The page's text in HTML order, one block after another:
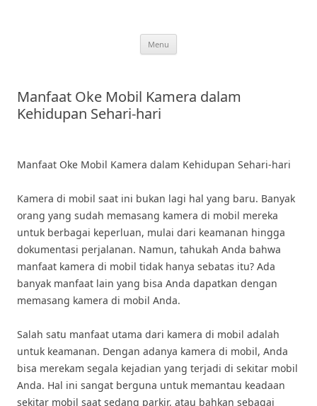
Menu
Manfaat Oke Mobil Kamera dalam
Kehidupan Sehari-hari
Manfaat Oke Mobil Kamera dalam Kehidupan Sehari-hari
Kamera di mobil saat ini bukan lagi hal yang baru. Banyak
orang yang sudah memasang kamera di mobil mereka
untuk berbagai keperluan, mulai dari keamanan hingga
dokumentasi perjalanan. Namun, tahukah Anda bahwa
manfaat kamera di mobil tidak hanya sebatas itu? Ada
banyak manfaat lain yang bisa Anda dapatkan dengan
memasang kamera di mobil Anda.
Salah satu manfaat utama dari kamera di mobil adalah
untuk keamanan. Dengan adanya kamera di mobil, Anda
bisa merekam segala kejadian yang terjadi di sekitar mobil
Anda. Hal ini sangat berguna untuk memantau keadaan
sekitar mobil saat sedang parkir, atau bahkan sebagai